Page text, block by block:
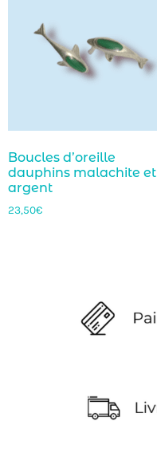
Boucles d’oreille
dauphins malachite et
argent
23,50€